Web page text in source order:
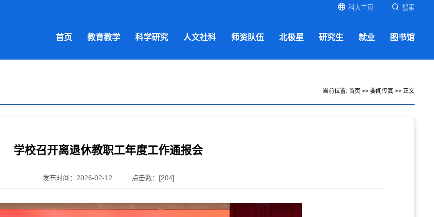
科大主页 搜索
首页 教育教学 科学研究 人文社科 师资队伍 北极星 研究生 就业 图书馆
当前位置: 首页 >> 要闻传真>> 正文
学校召开离退休教职工年度工作通报会
发布时间：2026-02-12 点击数：[204]